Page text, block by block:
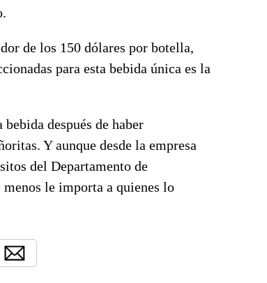
de los 150 dólares por botella,
para esta bebida única es la
después de haber
Y aunque desde la empresa
del Departamento de
le importa a quienes lo